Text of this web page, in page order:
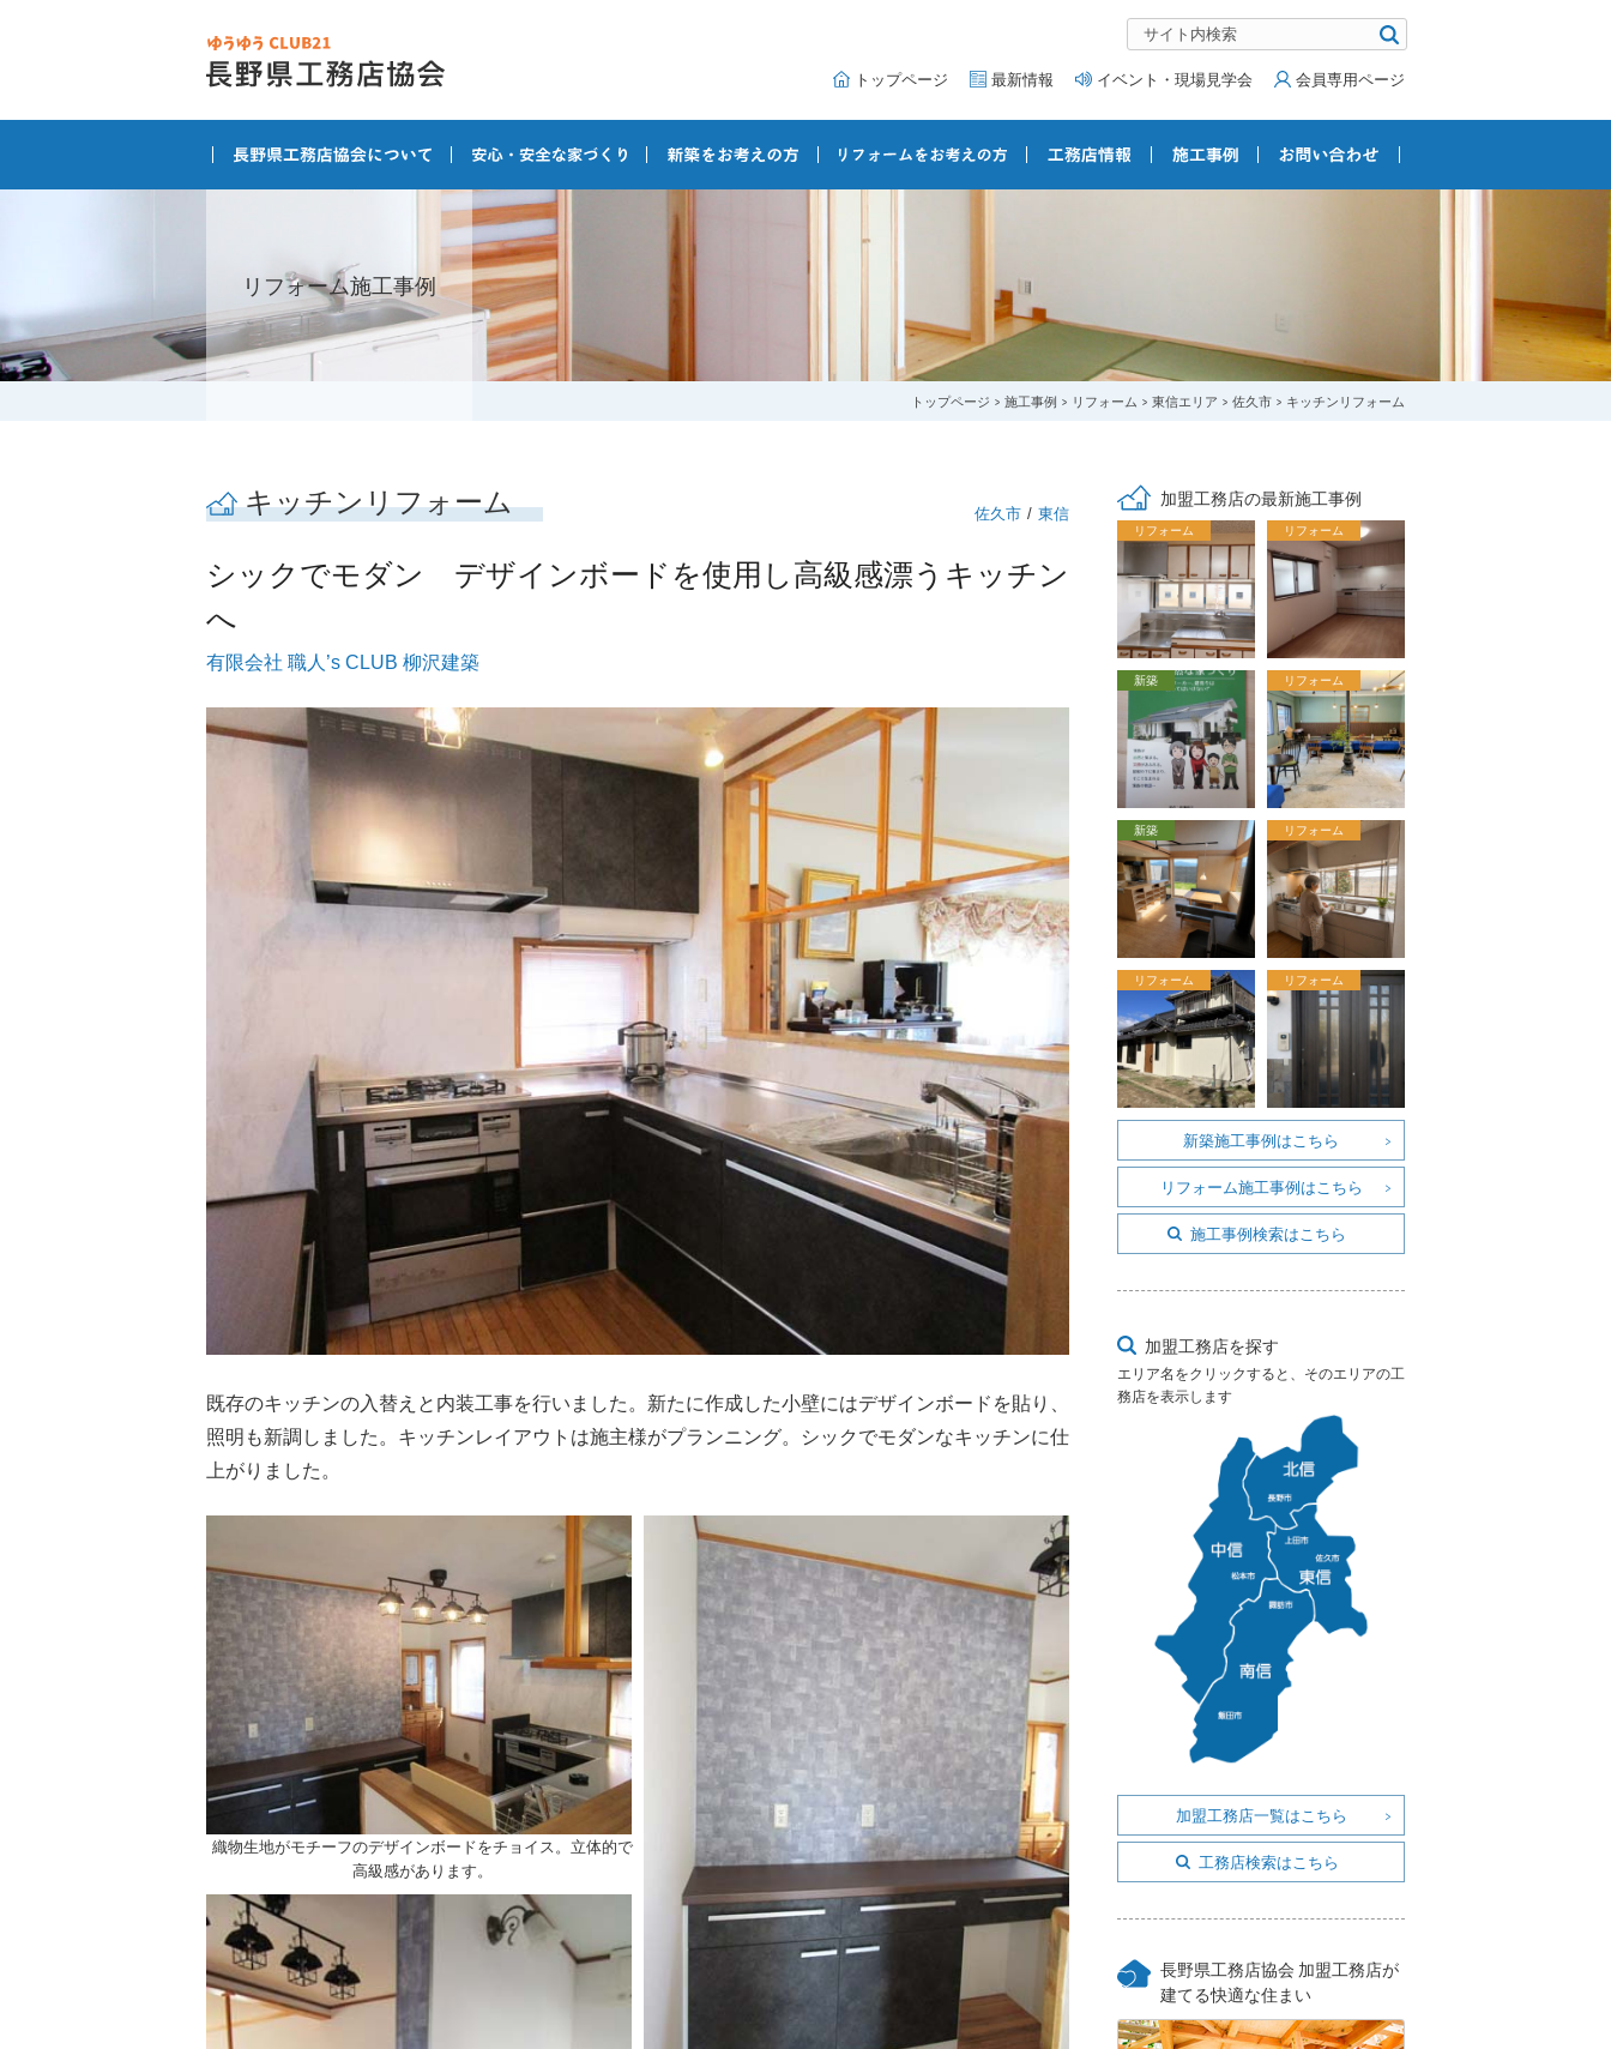
トップページ 最新情報 イベント・現場見学会 会員専用ページ
リフォーム施工事例
トップページ 施工事例 リフォーム 東信エリア 佐久市 キッチンリフォーム
キッチンリフォーム 佐久市 東信
シックでモダン デザインボードを使用し高級感漂うキッチン
へ
有限会社 職人’s CLUB 柳沢建築
既存のキッチンの入替えと内装工事を行いました。新たに作成した小壁にはデザインボードを貼り、
照明も新調しました。キッチンレイアウトは施主様がプランニング。シックでモダンなキッチンに仕
上がりました。
織物生地がモチーフのデザインボードをチョイス。立体的で
高級感があります。
加盟工務店の最新施工事例
リフォーム リフォーム
新築 リフォーム
新築 リフォーム
リフォーム リフォーム
新築施工事例はこちら
リフォーム施工事例はこちら
施工事例検索はこちら
加盟工務店を探す
エリア名をクリックすると、そのエリアの工
務店を表示します
加盟工務店一覧はこちら
工務店検索はこちら
長野県工務店協会 加盟工務店が
建てる快適な住まい